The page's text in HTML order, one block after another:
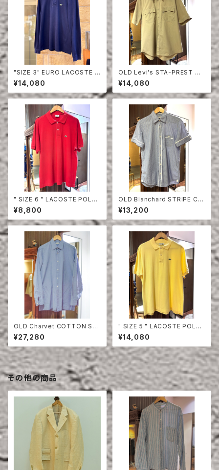
"SIZE 3" EURO LACOSTE P
OLO SHIRT LONG SLEEVE
¥14,080
OLD Levi's STA-PREST HA
LF SLEEVE SHIRT
¥14,080
" SIZE 6 " LACOSTE POLO
SHIRT RED
¥8,800
OLD Blanchard STRIPE CO
TTON HALF SLEEVE SHIRT
¥13,200
OLD Charvet COTTON SHI
RT
¥27,280
" SIZE 5 " LACOSTE POLO
SHIRT YELLOW
¥14,080
その他の商品